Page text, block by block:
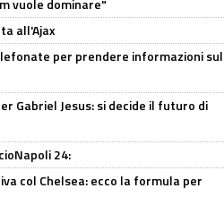
vuole dominare"
all'Ajax
per prendere informazioni sul
Gabriel Jesus: si decide il futuro di
24:
col Chelsea: ecco la formula per